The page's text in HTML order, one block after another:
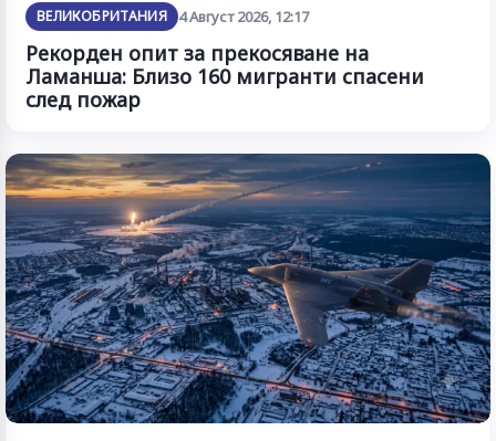
ВЕЛИКОБРИТАНИЯ 4 Август 2026, 12:17
Рекорден опит за прекосяване на
Ламанша: Близо 160 мигранти спасени
след пожар